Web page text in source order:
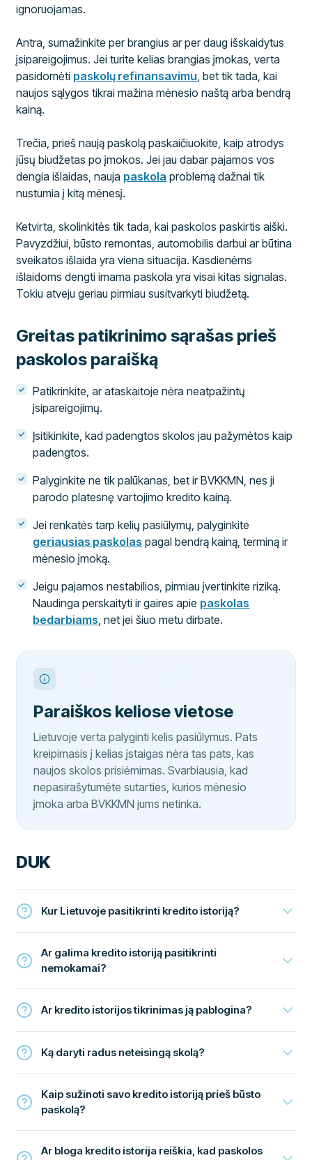
ignoruojamas.
Antra, sumažinkite per brangius ar per daug išskaidytus
įsipareigojimus. Jei turite kelias brangias įmokas, verta
pasidomėti paskolų refinansavimu, bet tik tada, kai
naujos sąlygos tikrai mažina mėnesio naštą arba bendrą
kainą.
Trečia, prieš naują paskolą paskaičiuokite, kaip atrodys
jūsų biudžetas po įmokos. Jei jau dabar pajamos vos
dengia išlaidas, nauja paskola problemą dažnai tik
nustumia į kitą mėnesį.
Ketvirta, skolinkitės tik tada, kai paskolos paskirtis aiški.
Pavyzdžiui, būsto remontas, automobilis darbui ar būtina
sveikatos išlaida yra viena situacija. Kasdienėms
išlaidoms dengti imama paskola yra visai kitas signalas.
Tokiu atveju geriau pirmiau susitvarkyti biudžetą.
Greitas patikrinimo sąrašas prieš
paskolos paraišką
Patikrinkite, ar ataskaitoje nėra neatpažintų
įsipareigojimų.
Įsitikinkite, kad padengtos skolos jau pažymėtos kaip
padengtos.
Palyginkite ne tik palūkanas, bet ir BVKKMN, nes ji
parodo platesnę vartojimo kredito kainą.
Jei renkatės tarp kelių pasiūlymų, palyginkite
geriausias paskolas pagal bendrą kainą, terminą ir
mėnesio įmoką.
Jeigu pajamos nestabilios, pirmiau įvertinkite riziką.
Naudinga perskaityti ir gaires apie paskolas
bedarbiams, net jei šiuo metu dirbate.
Paraiškos keliose vietose
Lietuvoje verta palyginti kelis pasiūlymus. Pats
kreipimasis į kelias įstaigas nėra tas pats, kas
naujos skolos prisiėmimas. Svarbiausia, kad
nepasirašytumėte sutarties, kurios mėnesio
įmoka arba BVKKMN jums netinka.
DUK
Kur Lietuvoje pasitikrinti kredito istoriją?
Ar galima kredito istoriją pasitikrinti
nemokamai?
Ar kredito istorijos tikrinimas ją pablogina?
Ką daryti radus neteisingą skolą?
Kaip sužinoti savo kredito istoriją prieš būsto
paskolą?
Ar bloga kredito istorija reiškia, kad paskolos